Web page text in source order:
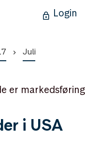
Login
Juli
er markedsføring
i USA